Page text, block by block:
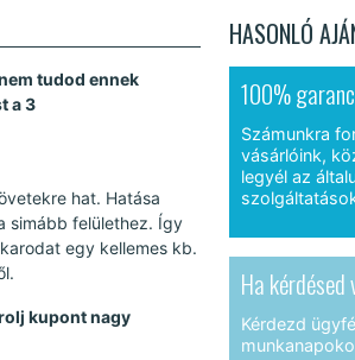
tudod ennek
a 3
hat. Hatása
simább felülethez. Így
egy kellemes kb.
kupont nagy
HASONLÓ
100%
Számunkra
vásárlóink,
legyél az
Ha
Kérdezd